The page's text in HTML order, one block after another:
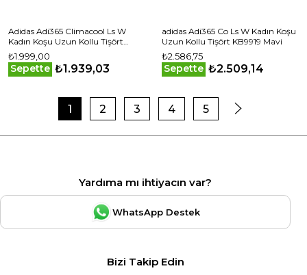
Adidas Adi365 Climacool Ls W
Kadın Koşu Uzun Kollu Tişört
KE6842 Beyaz
₺1.999,00
Sepette ₺1.939,03
adidas Adi365 Co Ls W Kadın Koşu
Uzun Kollu Tişört KB9919 Mavi
₺2.586,75
Sepette ₺2.509,14
1 2 3 4 5
Yardıma mı ihtiyacın var?
WhatsApp Destek
Bizi Takip Edin